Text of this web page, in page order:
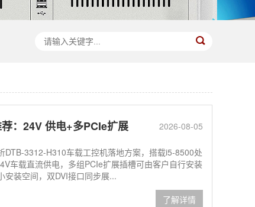
2026-08-05
：24V 供电+多PCIe扩展
3312-H310车载工控机落地方案，搭载i5-8500处
车载直流供电，多组PCIe扩展插槽可由客户自行安装
安装空间，双DVI接口同步展...
了解详情